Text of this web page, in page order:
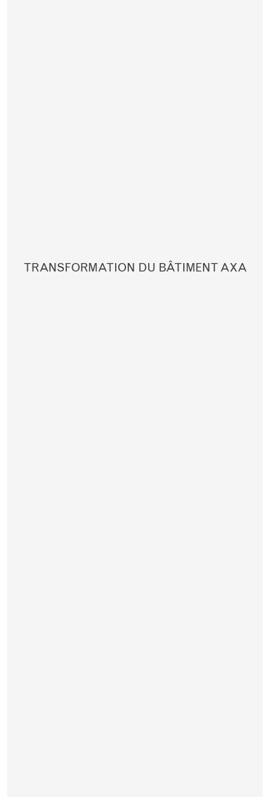
TRANSFORMATION DU BÂTIMENT AXA